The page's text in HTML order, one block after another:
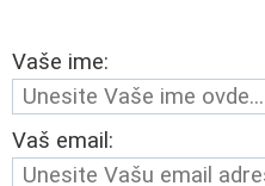
Vaše ime:
Vaš email: